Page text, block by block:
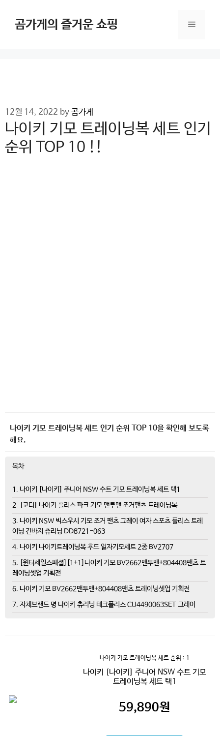
content곰가게의 즐거운 쇼핑 Menu
12월 14, 2022 by 곰가게
나이키 기모 트레이닝복 세트 인기
순위 TOP 10 !!
나이키 기모 트레이닝복 세트 인기 순위 TOP 10을 확인해 보도록
해요.
목차
1. 나이키 [나이키] 주니어 NSW 수트 기모 트레이닝복 세트 택1
2. [코디] 나이키 플리스 파크 기모 맨투맨 조거팬츠 트레이닝복
3. 나이키 NSW 빅스우시 기모 조거 팬츠 그레이 여자 스포츠 플리스 트레
이닝 긴바지 츄리닝 DD8721-063
4. 나이키 나이키트레이닝복 후드 일자기모세트 2종 BV2707
5. [윈터세일스페셜][1+1]나이키 기모 BV2662맨투맨+804408팬츠 트
레이닝셋업 기획전
6. 나이키 기모 BV2662맨투맨+804408팬츠 트레이닝셋업 기획전
7. 자체브랜드 명 나이키 츄리닝 테크플리스 CU4490063SET 그레이
나이키 기모 트레이닝복 세트순위 : 1
나이키 [나이키] 주니어 NSW 수트 기모
트레이닝복 세트 택1
59,890원